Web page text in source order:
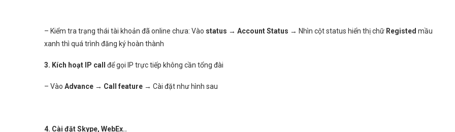
– Kiểm tra trạng thái tài khoản đã online chưa: Vào status → Account Status → Nhìn cột status hiển thị chữ Registed mầu
xanh thì quá trình đăng ký hoàn thành
3. Kích hoạt IP call để gọi IP trực tiếp không cần tổng đài
– Vào Advance → Call feature → Cài đặt như hình sau
4. Cài đặt Skype, WebEx..